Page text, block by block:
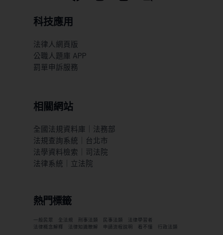
科技應用
法律人網頁版
公職人題庫 APP
罰單申訴服務
相關網站
全國法規資料庫｜法務部
法規查詢系統｜台北市
法學資料檢索｜司法院
法律系統｜立法院
熱門標籤
一般民眾 全法規 刑事法類 民事法類
法律學習者
法律概念解釋
法律知識瞭解 申請流程說明 看不懂 行政法類